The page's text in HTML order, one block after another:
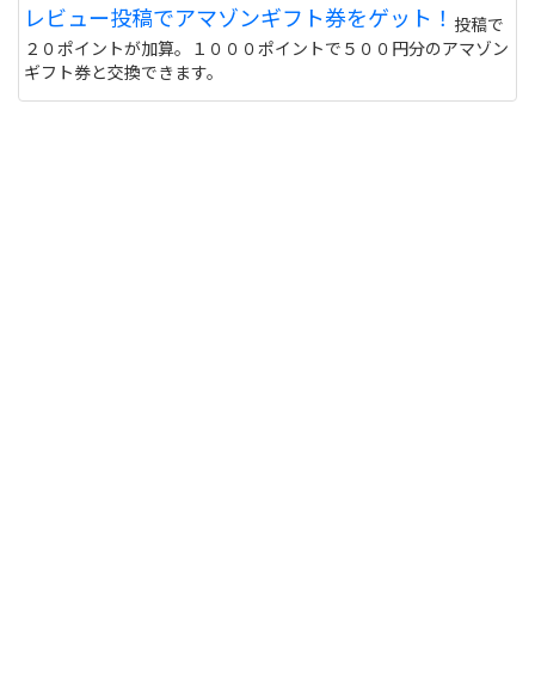
レビュー投稿でアマゾンギフト券をゲット！ 投稿で
２０ポイントが加算。１０００ポイントで５００円分のアマゾン
ギフト券と交換できます。